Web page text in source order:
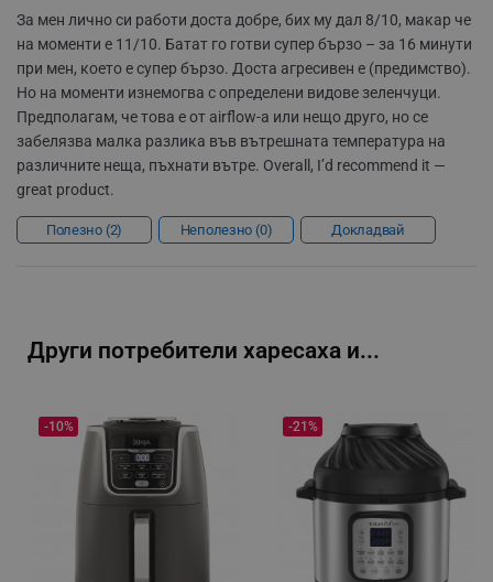
За мен лично си работи доста добре, бих му дал 8/10, макар че
на моменти е 11/10. Батат го готви супер бързо – за 16 минути
при мен, което е супер бързо. Доста агресивен е (предимство).
Но на моменти изнемогва с определени видове зеленчуци.
Предполагам, че това е от airflow-а или нещо друго, но се
забелязва малка разлика във вътрешната температура на
различните неща, пъхнати вътре. Overall, I’d recommend it —
great product.
Полезно 2 Неполезно 0 Докладвай
Други потребители харесаха и...
-10% -21%
rlv_e_pt
.alleop.bg
rlv_e
.alleop.bg
rlv_h_profile
.alleop.bg
rlv_h_cart
.alleop.bg
rlv_h_wish
.alleop.bg
rlv_endpoint
.alleop.bg
rlv_hashes
.alleop.bg
rlv_odid
.alleop.bg
_twoAttr
.alleop.bg
__cf_bm
Cloudflare Inc.
.pazaruvaj.com